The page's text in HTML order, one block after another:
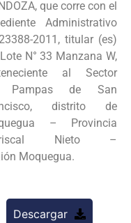
que corre con el
Administrativo
2011, titular (es)
N° 33 Manzana W,
al Sector
Pampas de San
distrito de
– Provincia
Nieto –
Moquegua.
Descargar